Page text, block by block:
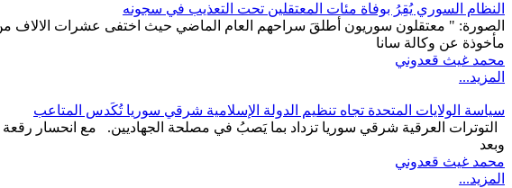
النظام السوري يُقِرُ بوفاة مئات المعتقلين تحت التعذيب في سجونه
الصورة: " معتقلون سوريون أطلقَ سراحهم العام الماضي حيث اختفى عشرات الالاف
مأخوذة عن وكالة سانا
محمد غيث قعدوني
المزيد...
سياسة الولايات المتحدة تجاه تنظيم الدولة الإسلامية شرقي سوريا تُكَدس المتاعب
التوترات العرقية شرقي سوريا تزداد بما يَصبُ في مصلحة الجهاديين. مع انحسار رقعة
وبعد
محمد غيث قعدوني
المزيد...